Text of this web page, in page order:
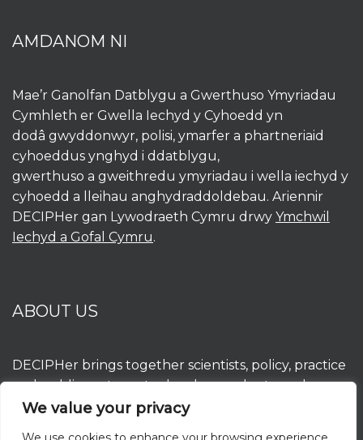
We value your privacy
AMDANOM NI
Mae’r Ganolfan Datblygu a Gwerthuso Ymyriadau
Cymhleth er Gwella Iechyd y Cyhoedd yn
dodâ gwyddonwyr, polisi, ymarfer a phartneriaid
cyhoeddus ynghyd i ddatblygu,
gwerthuso a gweithredu ymyriadau i wella iechyd y
cyhoedd a lleihau anghydraddoldebau. Ariennir
DECIPHer gan Lywodraeth Cymru drwy Ymchwil
Iechyd a Gofal Cymru.
ABOUT US
DECIPHer brings together scientists, policy, practice
and public partners to develop, evaluate and
implement interventions to improve population